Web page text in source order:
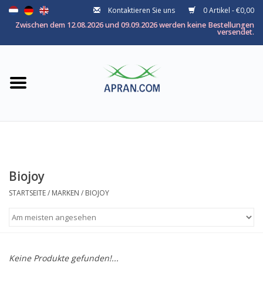
Kontaktieren Sie uns
0 Artikel - €0,00
Zwischen dem 12.08.2026 und 09.09.2026 werden keine Bestellungen
versendet.
Startseite
Kategorie
Nach thema
Biojoy
STARTSEITE/ MARKEN / BIOJOY
Keine Produkte gefunden!...